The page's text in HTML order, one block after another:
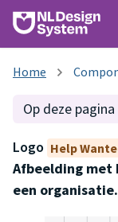
Op deze pagina
Logo Help
Afbeelding met
een organisatie.